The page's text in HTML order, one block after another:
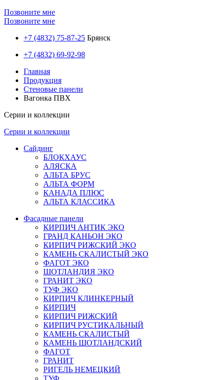
Позвоните мне
Позвоните мне
+7 (4832) 75-87-25 Брянск
+7 (4832) 69-92-98
Главная
Продукция
Стеновые панели
Вагонка ПВХ
Серии и коллекции
Серии и коллекции
Сайдинг
БЛОКХАУС
АЛЯСКА
АЛЬТА БРУС
АЛЬТА ФОРМ
КАНАДА ПЛЮС
АЛЬТА КЛАССИКА
Фасадные панели
КИРПИЧ АНТИК ЭКО
ГРАНД КАНЬОН ЭКО
КИРПИЧ РИЖСКИЙ ЭКО
КАМЕНЬ СКАЛИСТЫЙ ЭКО
ФАГОТ ЭКО
ШОТЛАНДИЯ ЭКО
ГРАНИТ ЭКО
ТУФ ЭКО
КИРПИЧ КЛИНКЕРНЫЙ
КИРПИЧ
КИРПИЧ РИЖСКИЙ
КИРПИЧ РУСТИКАЛЬНЫЙ
КАМЕНЬ СКАЛИСТЫЙ
КАМЕНЬ ШОТЛАНДСКИЙ
ФАГОТ
ГРАНИТ
РИГЕЛЬ НЕМЕЦКИЙ
ТУФ